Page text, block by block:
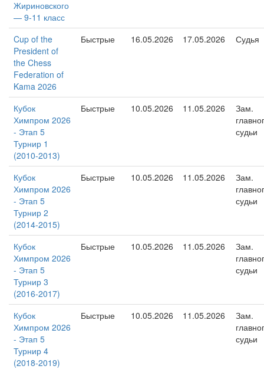
Жириновского
— 9-11 класс
Cup of the
President of
the Chess
Federation of
Kama 2026
Быстрые 16.05.2026 17.05.2026 Судья
Кубок
Химпром 2026
- Этап 5
Турнир 1
(2010-2013)
Быстрые 10.05.2026 11.05.2026
Зам.
судьи
Кубок
Химпром 2026
- Этап 5
Турнир 2
(2014-2015)
Быстрые 10.05.2026 11.05.2026
Зам.
судьи
Кубок
Химпром 2026
- Этап 5
Турнир 3
(2016-2017)
Быстрые 10.05.2026 11.05.2026
Зам.
судьи
Кубок
Химпром 2026
- Этап 5
Турнир 4
(2018-2019)
Быстрые 10.05.2026 11.05.2026
Зам.
судьи